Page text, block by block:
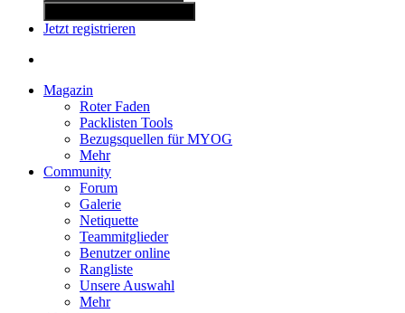
Jetzt registrieren
Magazin
Roter Faden
Packlisten Tools
Bezugsquellen für MYOG
Mehr
Community
Forum
Galerie
Netiquette
Teammitglieder
Benutzer online
Rangliste
Unsere Auswahl
Mehr